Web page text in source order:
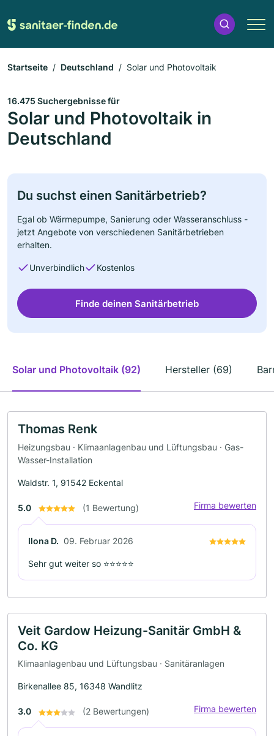
Startseite Deutschland Solar und Photovoltaik
16.475 Suchergebnisse für
Solar und Photovoltaik in
Deutschland
Du suchst einen Sanitärbetrieb?
Egal ob Wärmepumpe, Sanierung oder Wasseranschluss -
jetzt Angebote von verschiedenen Sanitärbetrieben
erhalten.
Unverbindlich Kostenlos
Finde deinen Sanitärbetrieb
Solar und Photovoltaik (92) Hersteller (69)
Thomas Renk
Heizungsbau · Klimaanlagenbau und Lüftungsbau · Gas-
Wasser-Installation
Waldstr. 1, 91542 Eckental
5.0 (1 Bewertung) Firma bewerten
Ilona D. 09. Februar 2026
Sehr gut weiter so ⭐⭐⭐⭐⭐
Veit Gardow Heizung-Sanitär GmbH &
Co. KG
Klimaanlagenbau und Lüftungsbau · Sanitäranlagen
Birkenallee 85, 16348 Wandlitz
3.0 (2 Bewertungen) Firma bewerten